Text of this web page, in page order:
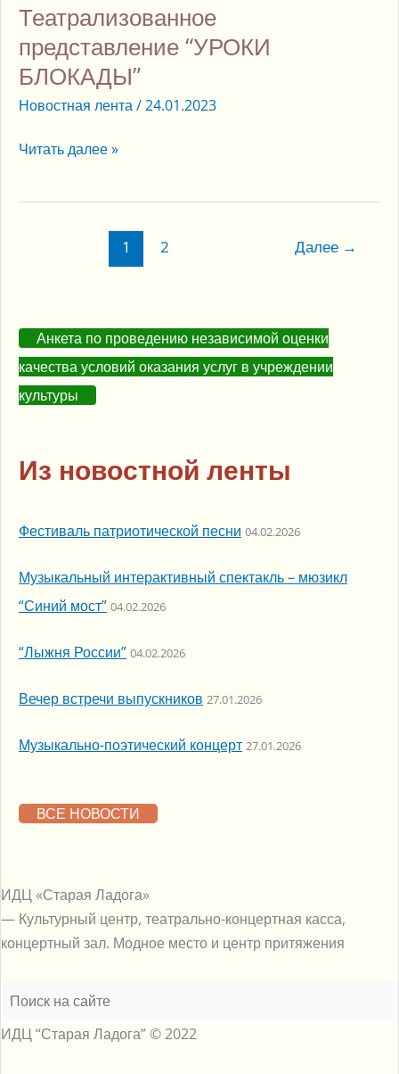
Театрализованное
представление “УРОКИ
БЛОКАДЫ”
Новостная лента/24.01.2023
“УРОКИ
БЛОКАДЫ”
Читать далее »
1 2 Далее →
Анкета по проведению независимой оценки
качества условий оказания услуг в учреждении
культуры
Из новостной ленты
Фестиваль патриотической песни 04.02.2026
Музыкальный интерактивный спектакль – мюзикл
“Синий мост” 04.02.2026
“Лыжня России” 04.02.2026
Вечер встречи выпускников 27.01.2026
Музыкально-поэтический концерт 27.01.2026
ВСЕ НОВОСТИ
ИДЦ «Старая Ладога»
— Культурный центр, театрально-концертная касса,
концертный зал. Модное место и центр притяжения
ИДЦ “Старая Ладога” © 2022